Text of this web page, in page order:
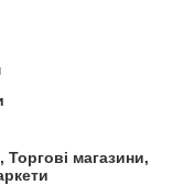
Торгові магазини,